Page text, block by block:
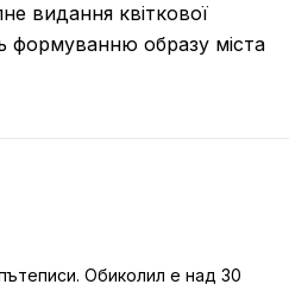
видання квіткової
формуванню образу міста
Обиколил е над 30